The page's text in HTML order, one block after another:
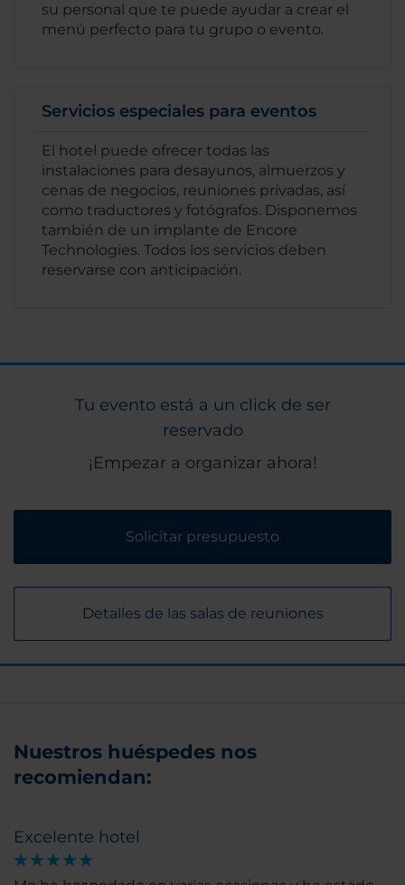
su personal que te puede ayudar a crear el
menú perfecto para tu grupo o evento.
Servicios especiales para eventos
El hotel puede ofrecer todas las
instalaciones para desayunos, almuerzos y
cenas de negocios, reuniones privadas, así
como traductores y fotógrafos. Disponemos
también de un implante de Encore
Technologies. Todos los servicios deben
reservarse con anticipación.
Tu evento está a un click de ser
reservado
¡Empezar a organizar ahora!
Solicitar presupuesto
Detalles de las salas de reuniones
Nuestros huéspedes nos
recomiendan:
Excelente hotel